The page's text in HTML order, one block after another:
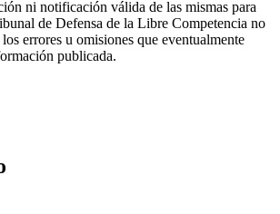
ni notificación válida de las mismas para
de Defensa de la Libre Competencia no
errores u omisiones que eventualmente
publicada.